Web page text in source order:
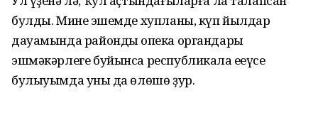
булды. Минең эшемде хупланы, күп йылдар
дауамында райондың опека органдары
эшмәкәрлеге буйынса республикала еңеүсе
булыуымда уның да өлөшө ҙур.